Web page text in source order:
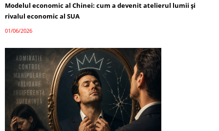
Modelul economic al Chinei: cum a devenit atelierul lumii și
rivalul economic al SUA
01/06/2026